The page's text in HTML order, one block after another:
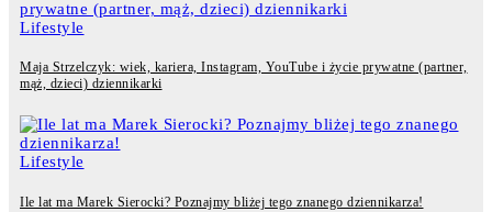
Lifestyle
Maja Strzelczyk: wiek, kariera, Instagram, YouTube i życie prywatne (partner,
mąż, dzieci) dziennikarki
Lifestyle
Ile lat ma Marek Sierocki? Poznajmy bliżej tego znanego dziennikarza!